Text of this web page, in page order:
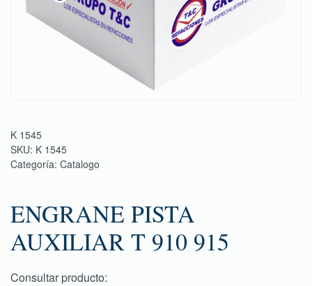
K 1545
SKU: K 1545
Categoría: Catalogo
ENGRANE PISTA
AUXILIAR T 910 915
Consultar producto: